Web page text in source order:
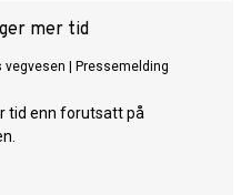
mer tid
vegvesen Pressemelding
tid enn forutsatt på